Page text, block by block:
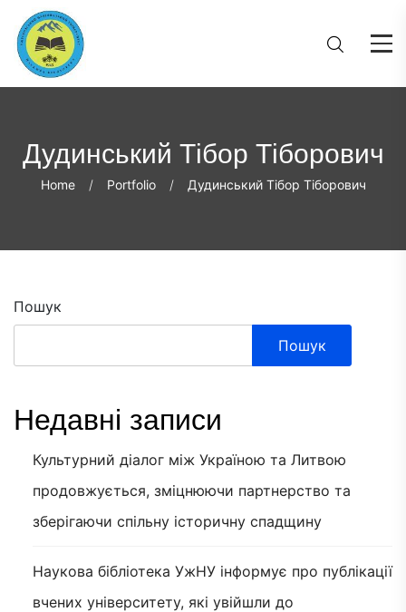
Дудинський Тібор Тіборович
Home Portfolio Дудинський Тібор Тіборович
Пошук
Пошук
Недавні записи
Культурний діалог між Україною та Литвою
продовжується, зміцнюючи партнерство та
зберігаючи спільну історичну спадщину
Наукова бібліотека УжНУ інформує про публікації
вчених університету, які увійшли до